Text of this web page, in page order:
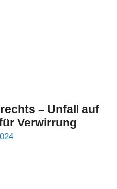
– Unfall auf
Verwirrung